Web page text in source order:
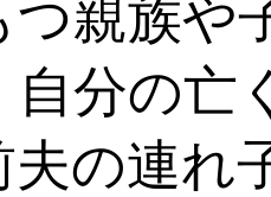
つ親族や
自分の亡
夫の連れ